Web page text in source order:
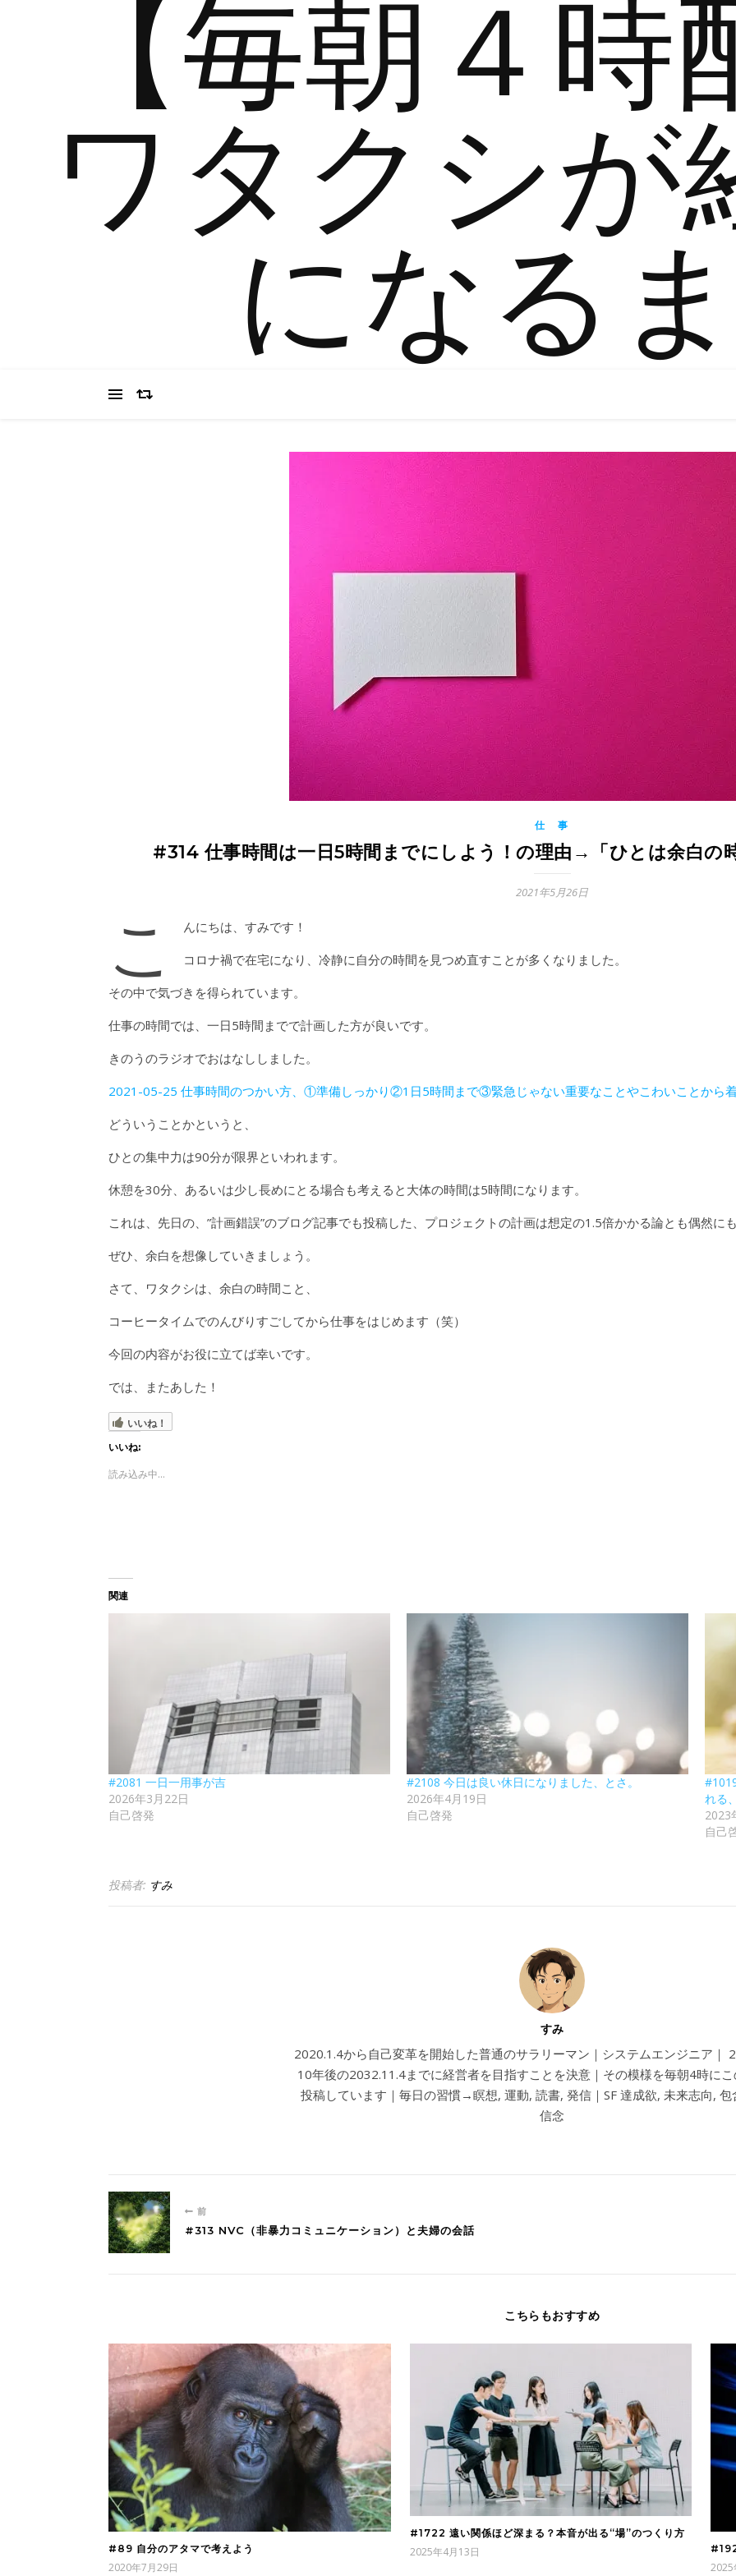
【毎朝４時
ワタクシが
になる
仕 事
#314 仕事時間は一日5時間までにしよう！の理由→「ひとは余白の
2021年5月26日
こ
んにちは、すみです！
コロナ禍で在宅になり、冷静に自分の時間を見つめ直すことが多くなりました。
その中で気づきを得られています。
仕事の時間では、一日5時間までで計画した方が良いです。
きのうのラジオでおはなししました。
2021-05-25 仕事時間のつかい方、①準備しっかり②1日5時間まで③緊急じゃない重要なことやこわいことから
どういうことかというと、
ひとの集中力は90分が限界といわれます。
休憩を30分、あるいは少し長めにとる場合も考えると大体の時間は5時間になります。
これは、先日の、”計画錯誤”のブログ記事でも投稿した、プロジェクトの計画は想定の1.5倍かかる論とも偶然に
ぜひ、余白を想像していきましょう。
さて、ワタクシは、余白の時間こと、
コーヒータイムでのんびりすごしてから仕事をはじめます（笑）
今回の内容がお役に立てば幸いです。
では、またあした！
いいね！
いいね:
読み込み中...
関連
#2081 一日一用事が吉
2026年3月22日
自己啓発
#2108 今日は良い休日になりました、とさ。
2026年4月19日
自己啓発
れる
2023
自己
投稿者: すみ
すみ
2020.1.4から自己変革を開始した普通のサラリーマン｜システムエンジニア｜
10年後の2032.11.4までに経営者を目指すことを決意｜その模様を毎朝4時に
投稿しています｜毎日の習慣→瞑想, 運動, 読書, 発信｜SF 達成欲, 未来志向, 包
信念
前
#313 NVC（非暴力コミュニケーション）と夫婦の会話
こちらもおすすめ
#89 自分のアタマで考えよう
2020年7月29日
#1722 遠い関係ほど深まる？本音が出る“場”のつくり方
2025年4月13日
2025